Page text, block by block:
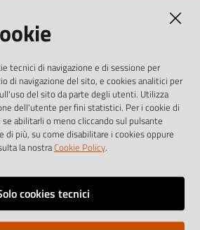
sono riutilizzabili solo alle condizioni
comunitaria 2003/98/CE e dal d.lgs.
tecnici di navigazione e di sessione per
di navigazione del sito, e cookies analitici per
del sito da parte degli utenti. Utilizza
dell'utente per fini statistici. Per i cookie di
abilitarli o meno cliccando sul pulsante
di più, su come disabilitare i cookies oppure
la nostraCookie Policy.
cookies tecnici